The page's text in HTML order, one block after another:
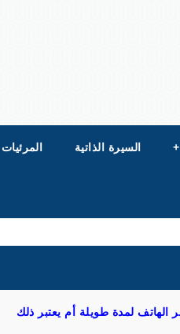
+ السيرة الذاتية المرئيات
لمدة طويلة أم يعتبر ذلك